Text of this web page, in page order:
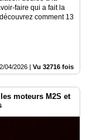
faire qui a fait la
comment 13
04/2026 | Vu 32716 fois
moteurs M2S et